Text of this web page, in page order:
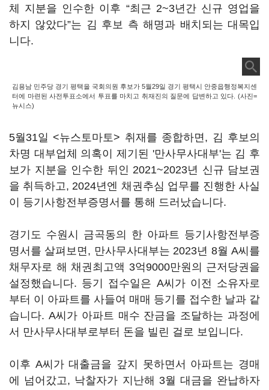
체 지분을 인수한 이후 “최근 2~3년간 신규 영업을
하지 않았다”는 김 후보 측 해명과 배치되는 대목입
니다.
김용남 민주당 경기 평택을 국회의원 후보가 5월29일 경기 평택시 안중읍행정복지센
터에 마련된 사전투표소에서 투표를 마치고 취재진의 질문에 답변하고 있다. (사진=
뉴시스)
5월31일 <뉴스토마토> 취재를 종합하면, 김 후보의
차명 대부업체 의혹이 제기된 '만사무사대부'는 김 후
보가 지분을 인수한 뒤인 2021~2023년 신규 담보권
을 취득하고, 2024년엔 채권추심 업무를 진행한 사실
이 등기사항전부증명서를 통해 드러났습니다.
경기도 수원시 금곡동의 한 아파트 등기사항전부증
명서를 살펴보면, 만사무사대부는 2023년 8월 A씨를
채무자로 해 채권최고액 3억9000만원의 근저당권을
설정했습니다. 등기 접수일은 A씨가 이전 소유자로
부터 이 아파트를 사들여 매매 등기를 접수한 날과 같
습니다. A씨가 아파트 매수 잔금을 조달하는 과정에
서 만사무사대부로부터 돈을 빌린 걸로 보입니다.
이후 A씨가 대출금을 갚지 못하면서 아파트는 경매
에 넘어갔고, 낙찰자가 지난해 3월 대금을 완납하자